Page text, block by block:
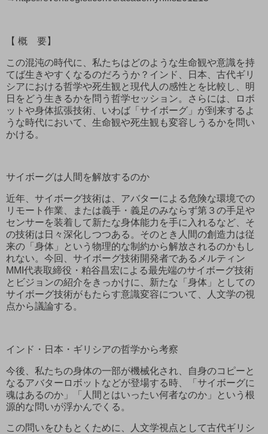
【 概 要】
この混沌の時代に、私たちはどのような生命観や意識を持
てば生きやすくなるのだろうか？インド、日本、古代ギリ
シアにおける哲学や死生観と現代人の感性とを比較し、明
日をどう生きるかを問う哲学セッション。さらには、ロボ
ットや身体拡張技術、いわば「サイボーグ」が到来するよ
うな時代において、生命観や死生観も変容しうるかを問い
かける。
サイボーグは人間を解放するのか
近年、サイボーグ技術は、アバターによる危険な環境での
リモート作業、または義手・義足のみならず第３の手足や
センサーを装着して新たな身体能力を手に入れるなど、そ
の技術は日々深化しつつある。そのとき人間の創造力は従
来の「身体」という物理的な制約から解放されるのかもし
れない。今回、サイボーグ技術開発者であるメルティン
MMI代表取締役・粕谷昌宏による最先端のサイボーグ技術
とビジョンの紹介をきっかけに、新たな「身体」としての
サイボーグ技術がもたらす意識変容について、人文学の視
点から議論する。
インド・日本・ギリシアの哲学から考察
今後、私たちの身体の一部が機械化され、自身のコピーと
なるアバターロボットなどが登場する時、「サイボーグに
魂はあるのか」「人間とはいったい何者なのか」という根
源的な問いが浮かんでくる。
この問いをひもとくために、人文学視点として古代ギリシ